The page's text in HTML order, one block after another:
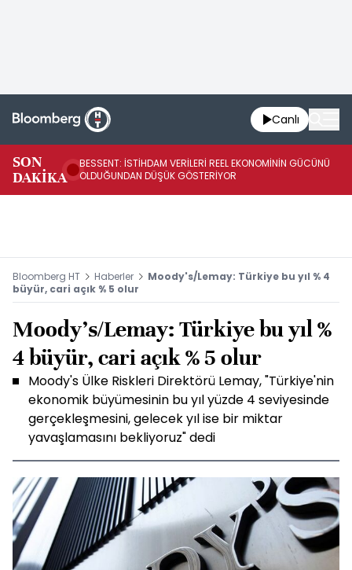
Canlı
SON
DAKİKA
BESSENT: İSTİHDAM VERİLERİ REEL EKONOMİNİN GÜCÜNÜ
OLDUĞUNDAN DÜŞÜK GÖSTERİYOR
Bloomberg HT Haberler
Moody's/Lemay: Türkiye bu yıl % 4
büyür, cari açık % 5 olur
Moody's/Lemay: Türkiye bu yıl %
4 büyür, cari açık % 5 olur
Moody's Ülke Riskleri Direktörü Lemay, "Türkiye'nin
ekonomik büyümesinin bu yıl yüzde 4 seviyesinde
gerçekleşmesini, gelecek yıl ise bir miktar
yavaşlamasını bekliyoruz" dedi